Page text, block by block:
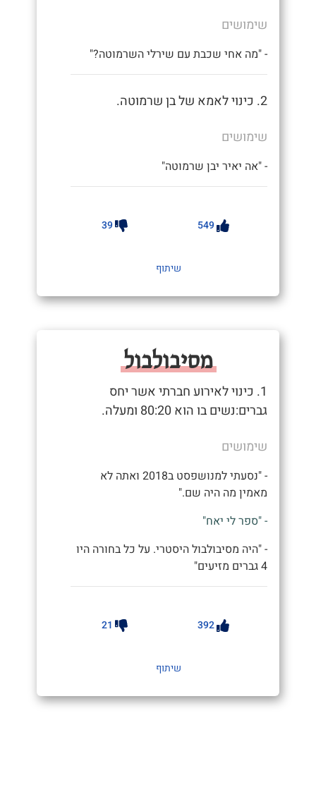
שימושים
- "מה אחי שכבת עם שירלי השרמוטה?"
2. כינוי לאמא של בן שרמוטה.
שימושים
- "אה יאיר יבן שרמוטה"
549
39
שיתוף
מסיבולבול
1. כינוי לאירוע חברתי אשר יחס
גברים:נשים בו הוא 80:20 ומעלה.
שימושים
- "נסעתי למנושפסט ב2018 ואתה לא
מאמין מה היה שם."
- "ספר לי יאח"
- "היה מסיבולבול היסטרי. על כל בחורה היו
4 גברים מזיעים"
392
21
שיתוף